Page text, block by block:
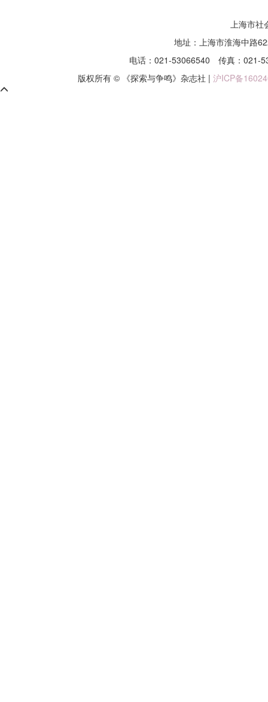
上海市社
地址：上海市淮海中路
电话：021-53066540 传真：
版权所有 © 《探索与争鸣》杂志社 | 沪ICP备